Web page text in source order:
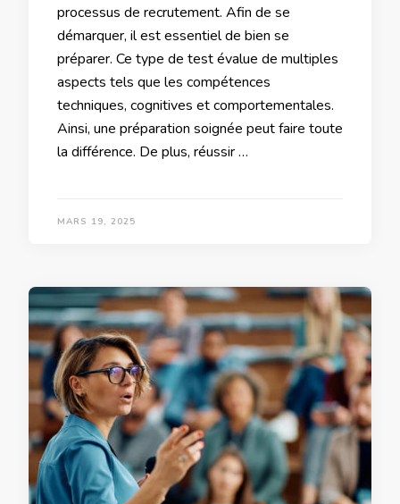
processus de recrutement. Afin de se
démarquer, il est essentiel de bien se
préparer. Ce type de test évalue de multiples
aspects tels que les compétences
techniques, cognitives et comportementales.
Ainsi, une préparation soignée peut faire toute
la différence. De plus, réussir …
MARS 19, 2025